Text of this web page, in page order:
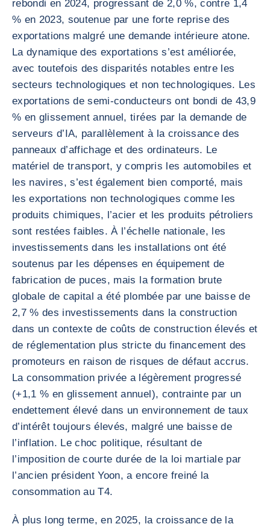
rebondi en 2024, progressant de 2,0 %, contre 1,4
% en 2023, soutenue par une forte reprise des
exportations malgré une demande intérieure atone.
La dynamique des exportations s’est améliorée,
avec toutefois des disparités notables entre les
secteurs technologiques et non technologiques. Les
exportations de semi-conducteurs ont bondi de 43,9
% en glissement annuel, tirées par la demande de
serveurs d’IA, parallèlement à la croissance des
panneaux d’affichage et des ordinateurs. Le
matériel de transport, y compris les automobiles et
les navires, s’est également bien comporté, mais
les exportations non technologiques comme les
produits chimiques, l’acier et les produits pétroliers
sont restées faibles. À l’échelle nationale, les
investissements dans les installations ont été
soutenus par les dépenses en équipement de
fabrication de puces, mais la formation brute
globale de capital a été plombée par une baisse de
2,7 % des investissements dans la construction
dans un contexte de coûts de construction élevés et
de réglementation plus stricte du financement des
promoteurs en raison de risques de défaut accrus.
La consommation privée a légèrement progressé
(+1,1 % en glissement annuel), contrainte par un
endettement élevé dans un environnement de taux
d’intérêt toujours élevés, malgré une baisse de
l’inflation. Le choc politique, résultant de
l’imposition de courte durée de la loi martiale par
l’ancien président Yoon, a encore freiné la
consommation au T4.
À plus long terme, en 2025, la croissance de la